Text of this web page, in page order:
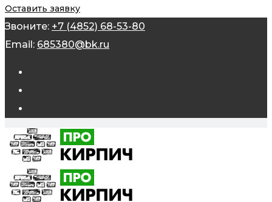
Оставить заявку
Звоните: +7 (4852) 68-53-80
Email: 685380@bk.ru